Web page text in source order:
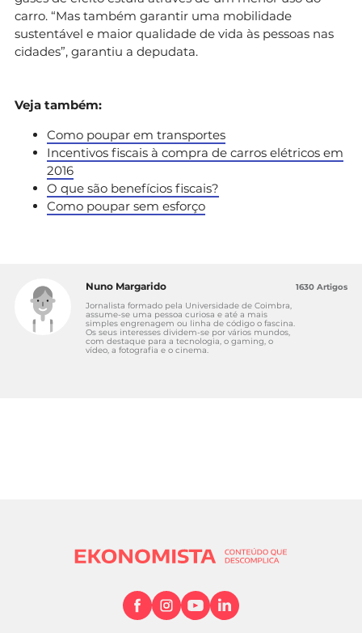
carro. “Mas também garantir uma mobilidade
sustentável e maior qualidade de vida às pessoas nas
cidades”, garantiu a depudata.
Veja também:
Como poupar em transportes
Incentivos fiscais à compra de carros elétricos em
2016
O que são benefícios fiscais?
Como poupar sem esforço
Nuno Margarido
Jornalista formado pela Universidade de Coimbra,
assume-se uma pessoa curiosa e até a mais
simples engrenagem ou linha de código o fascina.
Os seus interesses dividem-se por vários mundos,
com destaque para a tecnologia, o gaming, o
vídeo, a fotografia e o cinema.
1630 Artigos